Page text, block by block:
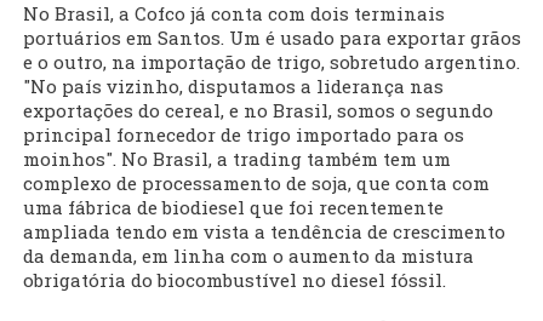
No Brasil, a Cofco já conta com dois terminais
portuários em Santos. Um é usado para exportar grãos
e o outro, na importação de trigo, sobretudo argentino.
"No país vizinho, disputamos a liderança nas
exportações do cereal, e no Brasil, somos o segundo
principal fornecedor de trigo importado para os
moinhos". No Brasil, a trading também tem um
complexo de processamento de soja, que conta com
uma fábrica de biodiesel que foi recentemente
ampliada tendo em vista a tendência de crescimento
da demanda, em linha com o aumento da mistura
obrigatória do biocombustível no diesel fóssil.